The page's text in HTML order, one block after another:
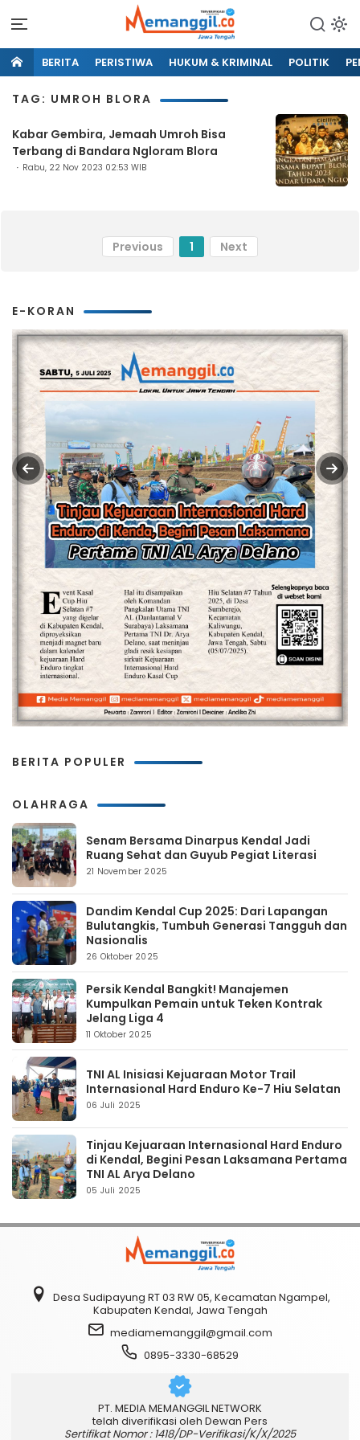
BERITA PERISTIWA HUKUM & KRIMINAL POLITIK
TAG: UMROH BLORA
Kabar Gembira, Jemaah Umroh Bisa
Terbang di Bandara Ngloram Blora
Rabu, 22 Nov 2023 02:53 WIB
Previous 1 Next
E-KORAN
BERITA POPULER
OLAHRAGA
Senam Bersama Dinarpus Kendal Jadi
Ruang Sehat dan Guyub Pegiat Literasi
21 November 2025
Dandim Kendal Cup 2025: Dari Lapangan
Bulutangkis, Tumbuh Generasi Tangguh dan
Nasionalis
26 Oktober 2025
Persik Kendal Bangkit! Manajemen
Kumpulkan Pemain untuk Teken Kontrak
Jelang Liga 4
11 Oktober 2025
TNI AL Inisiasi Kejuaraan Motor Trail
Internasional Hard Enduro Ke-7 Hiu Selatan
06 Juli 2025
Tinjau Kejuaraan Internasional Hard Enduro
di Kendal, Begini Pesan Laksamana Pertama
TNI AL Arya Delano
05 Juli 2025
Desa Sudipayung RT 03 RW 05, Kecamatan Ngampel,
Kabupaten Kendal, Jawa Tengah
mediamemanggil@gmail.com
0895-3330-68529
PT. MEDIA MEMANGGIL NETWORK
telah diverifikasi oleh Dewan Pers
Sertifikat Nomor : 1418/DP-Verifikasi/K/X/2025